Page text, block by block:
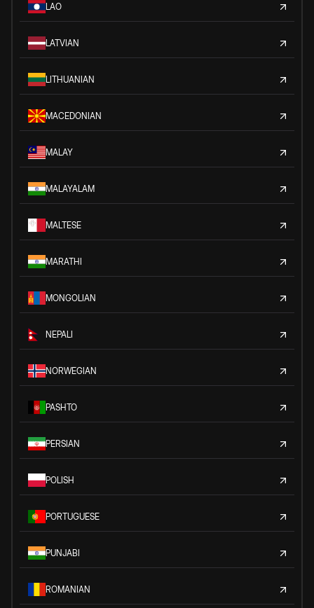
LAO
LATVIAN
LITHUANIAN
MACEDONIAN
MALAY
MALAYALAM
MALTESE
MARATHI
MONGOLIAN
NEPALI
NORWEGIAN
PASHTO
PERSIAN
POLISH
PORTUGUESE
PUNJABI
ROMANIAN